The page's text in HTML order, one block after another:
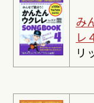
み
レ
リ